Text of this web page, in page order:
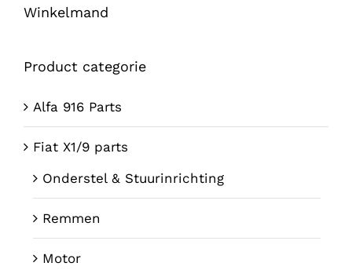
Winkelmand
Product categorie
Alfa 916 Parts
Fiat X1/9 parts
Onderstel & Stuurinrichting
Remmen
Motor